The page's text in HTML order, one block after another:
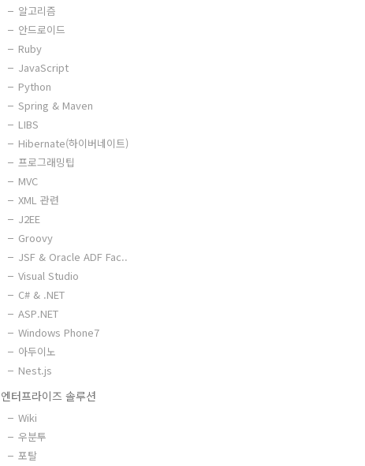
알고리즘
안드로이드
Ruby
JavaScript
Python
Spring & Maven
LIBS
Hibernate(하이버네이트)
프로그래밍팁
MVC
XML 관련
J2EE
Groovy
JSF & Oracle ADF Fac..
Visual Studio
C# & .NET
ASP.NET
Windows Phone7
아두이노
Nest.js
엔터프라이즈 솔루션
Wiki
우분투
포탈